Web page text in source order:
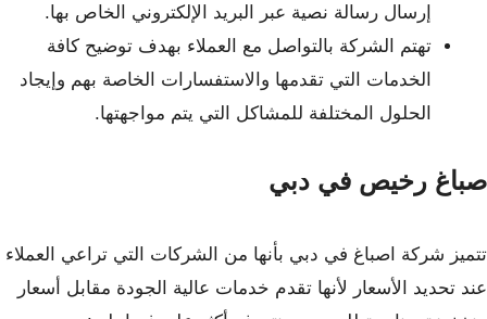
إرسال رسالة نصية عبر البريد الإلكتروني الخاص بها.
تهتم الشركة بالتواصل مع العملاء بهدف توضيح كافة
الخدمات التي تقدمها والاستفسارات الخاصة بهم وإيجاد
الحلول المختلفة للمشاكل التي يتم مواجهتها.
صباغ رخيص في دبي
تتميز شركة اصباغ في دبي بأنها من الشركات التي تراعي العملاء
عند تحديد الأسعار لأنها تقدم خدمات عالية الجودة مقابل أسعار